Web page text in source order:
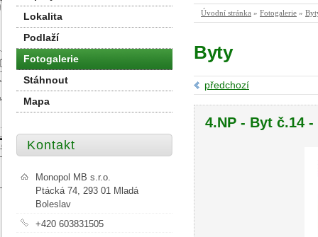
Úvodní stránka » Fotogalerie »
Byty
předchozí
4.NP - Byt č.14 -
Lokalita
Podlaží
Fotogalerie
Stáhnout
Mapa
Kontakt
Monopol MB s.r.o.
Ptácká 74, 293 01 Mladá
Boleslav
+420 603831505